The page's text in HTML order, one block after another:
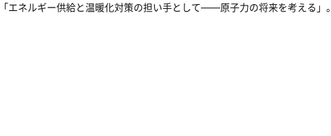
エネルギー供給と温暖化対策の担い手として――原子力の将来を考える」。